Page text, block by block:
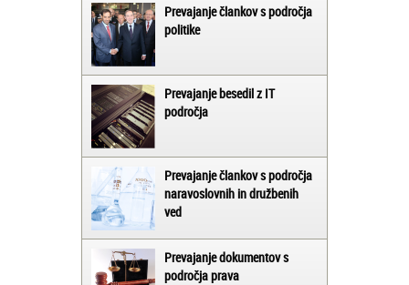
Prevajanje člankov s področja
politike
Prevajanje besedil z IT
področja
Prevajanje člankov s področja
naravoslovnih in družbenih
ved
Prevajanje dokumentov s
področja prava